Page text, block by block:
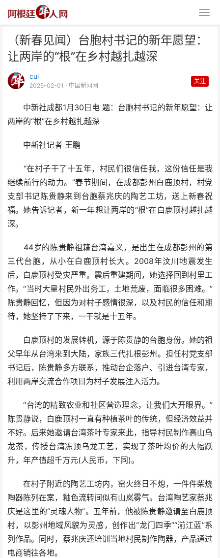
（新春见闻）台胞村书记的新年愿望：
让两岸的“根”在乡村越扎越深
cui
2025-02-01 · 中国新闻网
关注
中新社成都1月30日电 题：台胞村书记的新年愿望：让
两岸的“根”在乡村越扎越深
中新社记者 王鹏
“在村子干了十五年，村民们很信任我，这份信任是我
继续前行的动力。”春节期间，在成都彭州白鹿顶村，村党
支部书记陈贵静来到台胞蔡兆庆的陶艺工坊，送上新春祝
福。她告诉记者，新一年想让两岸的“根”在白鹿顶村越扎越
深。
44岁的陈贵静祖籍台湾嘉义，是出生在成都彭州的第
三代台胞，从小在白鹿顶村长大。2008年汶川地震发生
后，白鹿顶村受灾严重。震后重建期间，她选择回到村里工
作。“当时大量村民外出务工，土地荒废，面临很多困难。”
陈贵静回忆，但因为对村子感情很深，以及村民的信任和期
待，她坚持了下来，一干就是十五年。
白鹿顶村的发展转机，源于陈贵静的台胞身份。她的祖
父早年从台湾来到大陆，家族三代扎根彭州。担任村党支部
书记后，陈贵静多方联系，推动台企落户、引进台湾专家，
利用两岸交流合作项目为村子发展注入活力。
“台湾的精致农业和社区营造理念，让我们大开眼界。”
陈贵静说，白鹿顶村一直有种植茶叶的传统，但经济效益并
不好。后来她邀请台湾茶叶专家来此，指导村民制作高山乌
龙茶，传授台湾冻顶乌龙工艺，实现了茶叶均价的大幅跃
升，年产值超千万元(人民币，下同)。
在村子附近的陶艺工坊内，窑火终日不熄，一件件柴烧
陶器陈列在案，釉色流转间似有山岚雾气。台湾陶艺家蔡兆
庆是这里的“灵魂人物”。五年前，他被陈贵静邀请至白鹿顶
村，以彭州地域风貌为灵感，创作出“龙门四季”“湔江蓝”系
列作品。同时，蔡兆庆还培训当地村民制作陶器，产品通过
电商销往各地。
（新春见闻）台胞村书记的新年愿